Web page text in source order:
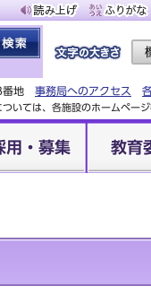
番地 事務局へのアクセス
いては、各施設のホームページ
用・募集 教育